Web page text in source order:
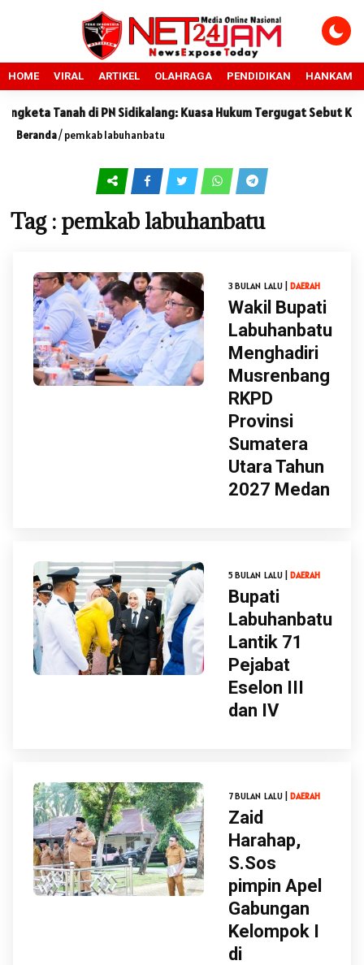
HOME VIRAL ARTIKEL OLAHRAGA PENDIDIKAN HANKAM
Tanah di PN Sidikalang: Kuasa Hukum Tergugat Sebut
Beranda/pemkab labuhanbatu
Tag : pemkab labuhanbatu
3 BULAN LALU | DAERAH
Wakil Bupati
Labuhanbatu
Menghadiri
Musrenbang
RKPD
Provinsi
Sumatera
Utara Tahun
2027 Medan
5 BULAN LALU | DAERAH
Bupati
Labuhanbatu
Lantik 71
Pejabat
Eselon III
dan IV
7 BULAN LALU | DAERAH
Zaid
Harahap,
S.Sos
pimpin Apel
Gabungan
Kelompok I
di